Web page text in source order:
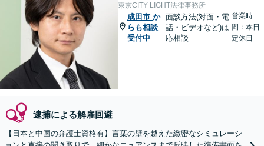
東京CITY LIGHT法律事務所
成田市 か
らも相談
受付中
面談方法(対面・電
話・ビデオなど)は
応相談
営業時
間：本日
定休日
逮捕による解雇回避
【日本と中国の弁護士資格有】言葉の壁を越えた緻密なシミュレーシ